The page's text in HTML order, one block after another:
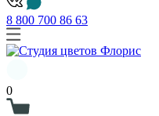
8 800 700 86 63
0